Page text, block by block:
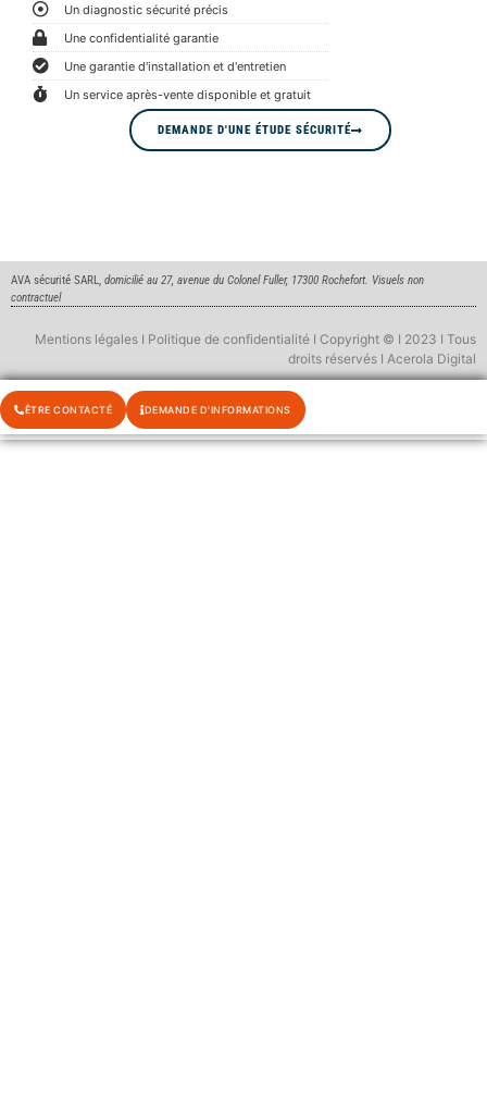
Un diagnostic sécurité précis
Une confidentialité garantie
Une garantie d'installation et d'entretien
Un service après-vente disponible et gratuit
DEMANDE D'UNE ÉTUDE SÉCURITÉ
AVA sécurité SARL, domicilié au 27, avenue du Colonel Fuller, 17300 Rochefort. Visuels non
contractuel
Mentions légales I Politique de confidentialité I Copyright © I 2023 I Tous
droits réservés I Acerola Digital
ÊTRE CONTACTÉ DEMANDE D'INFORMATIONS